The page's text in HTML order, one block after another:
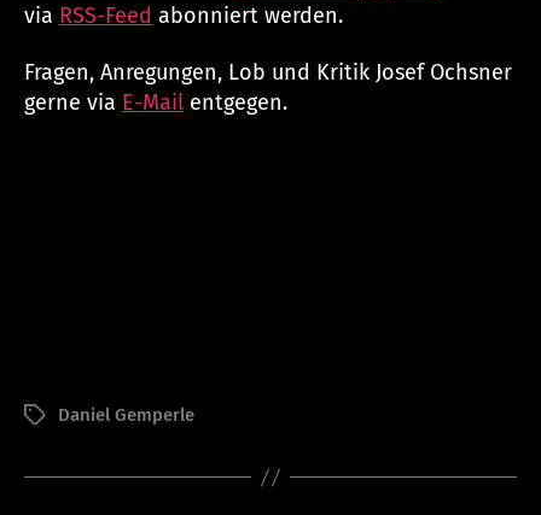
via RSS-Feed abonniert werden.
Fragen, Anregungen, Lob und Kritik Josef Ochsner
gerne via E-Mail entgegen.
Schlagwörter
Daniel Gemperle